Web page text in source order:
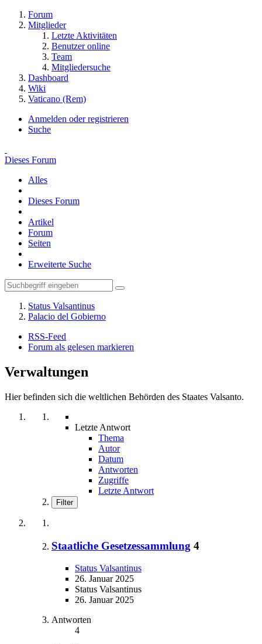
Forum
Mitglieder
Letzte Aktivitäten
Benutzer online
Team
Mitgliedersuche
Dashboard
Wiki
Vaticano (Rem)
Anmelden oder registrieren
Suche
Dieses Forum
Alles
Dieses Forum
Artikel
Forum
Seiten
Erweiterte Suche
Status Valsantinus
Palacio del Gobierno
RSS-Feed
Forum als gelesen markieren
Verwaltungen
Hier befinden sich die weltlichen Behörden des Staates Valsanto.
Letzte Antwort
Thema
Autor
Datum
Antworten
Zugriffe
Letzte Antwort
Filter
Staatliche Gesetzessammlung 4
Status Valsantinus
26. Januar 2025
Status Valsantinus
26. Januar 2025
Antworten
4